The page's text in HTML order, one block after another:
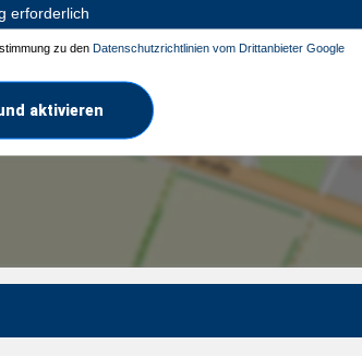
erforderlich
zu den Datenschutzrichtlinien vom Drittanbieter Google
aktivieren